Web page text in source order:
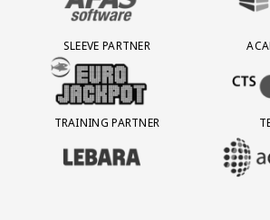
SLEEVE PARTNER
BEZOEK ONZE SLEEVE PARTNER EUROJACKPOT
TRAINING PARTNER
BEZOEK ONZE TRAINING PARTNERBEZOEK